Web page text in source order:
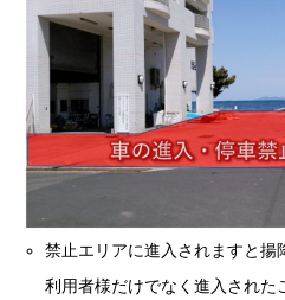
禁止エリアに進入されますと揚
利用者様だけでなく進入された